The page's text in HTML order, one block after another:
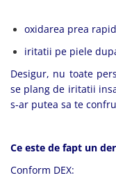
oxidarea prea
iritatii pe piele
Desigur, nu toate
se plang de iritatii
s-ar putea sa te
Ce este de fapt un
Conform DEX: